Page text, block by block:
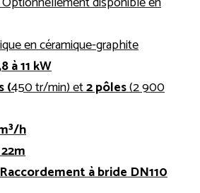
en céramique-graphite
à 11 kW
(450 tr/min) et2 pôles(2 900
h
Raccordement à bride DN110